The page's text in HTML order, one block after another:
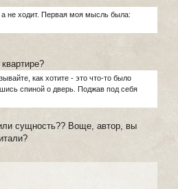
а не ходит. Первая моя мысль была:
как хотите - это что-то было
спиной о дверь. Поджав под себя
сущность?? Воще, автор, вы